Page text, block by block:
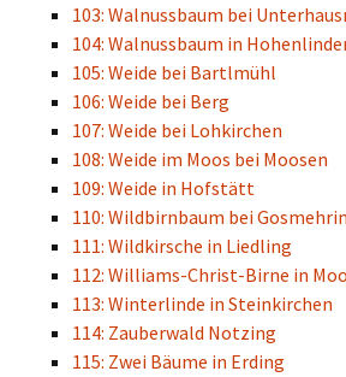
103: Walnussbaum bei
104: Walnussbaum in
105: Weide bei Bartlmühl
106: Weide bei Berg
107: Weide bei Lohkirchen
108: Weide im Moos bei Moosen
109: Weide in Hofstätt
110: Wildbirnbaum bei
111: Wildkirsche in Liedling
112: Williams-Christ-Birne in
113: Winterlinde in Steinkirchen
114: Zauberwald Notzing
115: Zwei Bäume in Erding